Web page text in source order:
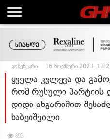
კომენტარი 16 ნოემბერი 2023,
ყველა კვლევა და
რომ რუსული პარტიის
დიდი ანგარიშით
ხაბეიშვილი
893